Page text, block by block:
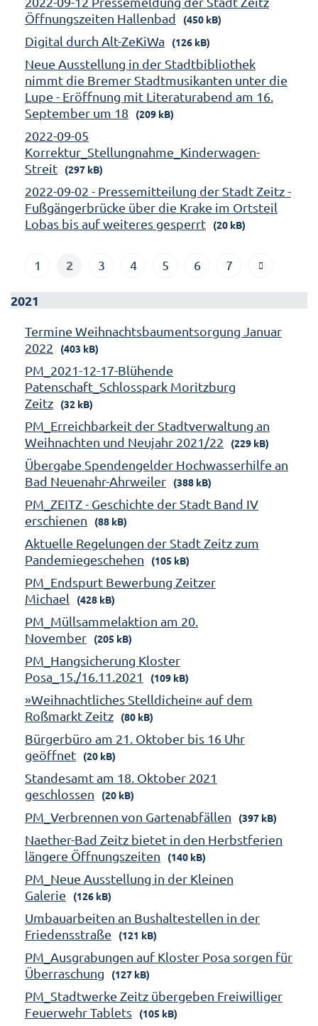
Öffnungszeiten Hallenbad
(450 kB)
Digital durch Alt-ZeKiWa (126 kB)
Neue Ausstellung in der Stadtbibliothek
nimmt die Bremer Stadtmusikanten unter die
Lupe - Eröffnung mit Literaturabend am 16.
September um 18
(209 kB)
2022-09-05
Korrektur_Stellungnahme_Kinderwagen-
Streit
(297 kB)
2022-09-02 - Pressemitteilung der Stadt Zeitz -
Fußgängerbrücke über die Krake im Ortsteil
Lobas bis auf weiteres gesperrt
(20 kB)
1 2 3 4 5 6 7
2021
Termine Weihnachtsbaumentsorgung Januar
2022
(403 kB)
PM_2021-12-17-Blühende
Patenschaft_Schlosspark Moritzburg
Zeitz
(32 kB)
PM_Erreichbarkeit der Stadtverwaltung an
Weihnachten und Neujahr 2021/22
(229 kB)
Übergabe Spendengelder Hochwasserhilfe an
Bad Neuenahr-Ahrweiler
(388 kB)
PM_ZEITZ - Geschichte der Stadt Band IV
erschienen
(88 kB)
Aktuelle Regelungen der Stadt Zeitz zum
Pandemiegeschehen
(105 kB)
PM_Endspurt Bewerbung Zeitzer
Michael
(428 kB)
PM_Müllsammelaktion am 20.
November
(205 kB)
PM_Hangsicherung Kloster
Posa_15./16.11.2021
(109 kB)
»Weihnachtliches Stelldichein« auf dem
Roßmarkt Zeitz
(80 kB)
Bürgerbüro am 21. Oktober bis 16 Uhr
geöffnet
(20 kB)
Standesamt am 18. Oktober 2021
geschlossen
(20 kB)
PM_Verbrennen von Gartenabfällen (397 kB)
Naether-Bad Zeitz bietet in den Herbstferien
längere Öffnungszeiten
(140 kB)
PM_Neue Ausstellung in der Kleinen
Galerie
(126 kB)
Umbauarbeiten an Bushaltestellen in der
Friedensstraße
(121 kB)
PM_Ausgrabungen auf Kloster Posa sorgen für
Überraschung
(127 kB)
PM_Stadtwerke Zeitz übergeben Freiwilliger
Feuerwehr Tablets
(105 kB)